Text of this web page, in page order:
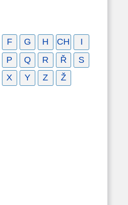
F G H CH
I
P Q R Ř
S
X Y Z Ž